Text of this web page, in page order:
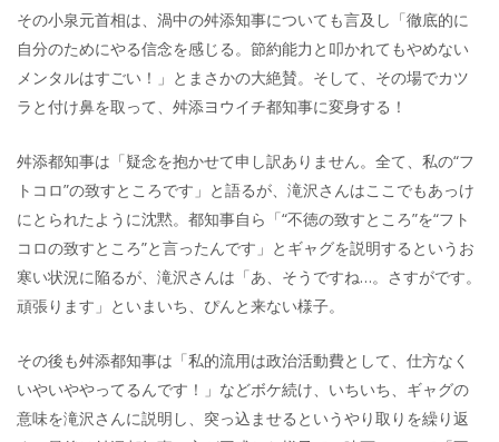
その小泉元首相は、渦中の舛添知事についても言及し「徹底的に
自分のためにやる信念を感じる。節約能力と叩かれてもやめない
メンタルはすごい！」とまさかの大絶賛。そして、その場でカツ
ラと付け鼻を取って、舛添ヨウイチ都知事に変身する！
舛添都知事は「疑念を抱かせて申し訳ありません。全て、私の“フ
トコロ”の致すところです」と語るが、滝沢さんはここでもあっけ
にとられたように沈黙。都知事自ら「“不徳の致すところ”を“フト
コロの致すところ”と言ったんです」とギャグを説明するというお
寒い状況に陥るが、滝沢さんは「あ、そうですね…。さすがです。
頑張ります」といまいち、ぴんと来ない様子。
その後も舛添都知事は「私的流用は政治活動費として、仕方なく
いやいややってるんです！」などボケ続け、いちいち、ギャグの
意味を滝沢さんに説明し、突っ込ませるというやり取りを繰り返